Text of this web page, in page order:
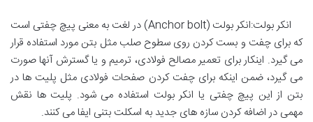
انکر بولت:انکر بولت (Anchor bolt) در لغت به معنی پیچ چفتی است
که برای چفت و بست کردن روی سطوح صلب مثل بتن مورد استفاده قرار
می‌ گیرد. اینکار برای تعمیر مصالح فولادی، ترمیم و یا گسترش آنها صورت
می ‌گیرد، ضمن اینکه برای چفت کردن صفحات فولادی مثل پلیت ‌ها در
بتن از این پیچ چفتی یا انکر بولت استفاده می ‌شود. پلیت ‌ها نقش
مهمی در اضافه کردن سازه‌ های جدید به اسکلت بتنی ایفا می ‌کنند.